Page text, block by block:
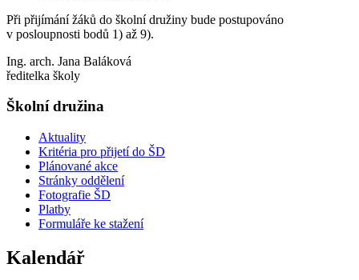
Při přijímání žáků do školní družiny bude postupováno
v posloupnosti bodů 1) až 9).
Ing. arch. Jana Baláková
ředitelka školy
Školní družina
Aktuality
Kritéria pro přijetí do ŠD
Plánované akce
Stránky oddělení
Fotografie ŠD
Platby
Formuláře ke stažení
Kalendář